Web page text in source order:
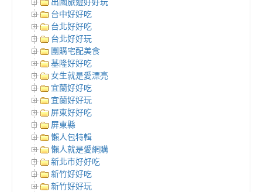
台中好好吃
台北好好吃
台北好好玩
團購宅配美食
基隆好好吃
女生就是愛漂亮
宜蘭好好吃
宜蘭好好玩
屏東好好吃
屏東縣
懶人包特輯
懶人就是愛網購
新北市好好吃
新竹好好吃
新竹好好玩